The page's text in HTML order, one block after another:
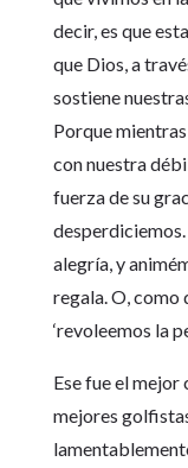
decir, es que
que Dios, a
sostiene
Porque
con nuestra
fuerza de su
alegría, y
regala. O, como
‘revoleemos la
Ese fue el mejor
mejores